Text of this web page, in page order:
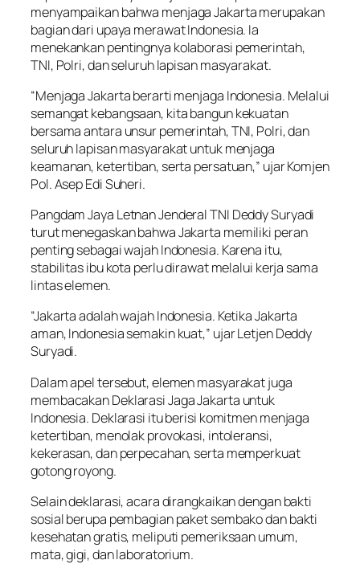
menyampaikan bahwa menjaga Jakarta merupakan
bagian dari upaya merawat Indonesia. Ia
menekankan pentingnya kolaborasi pemerintah,
TNI, Polri, dan seluruh lapisan masyarakat.
“Menjaga Jakarta berarti menjaga Indonesia. Melalui
semangat kebangsaan, kita bangun kekuatan
bersama antara unsur pemerintah, TNI, Polri, dan
seluruh lapisan masyarakat untuk menjaga
keamanan, ketertiban, serta persatuan,” ujar Komjen
Pol. Asep Edi Suheri.
Pangdam Jaya Letnan Jenderal TNI Deddy Suryadi
turut menegaskan bahwa Jakarta memiliki peran
penting sebagai wajah Indonesia. Karena itu,
stabilitas ibu kota perlu dirawat melalui kerja sama
lintas elemen.
“Jakarta adalah wajah Indonesia. Ketika Jakarta
aman, Indonesia semakin kuat,” ujar Letjen Deddy
Suryadi.
Dalam apel tersebut, elemen masyarakat juga
membacakan Deklarasi Jaga Jakarta untuk
Indonesia. Deklarasi itu berisi komitmen menjaga
ketertiban, menolak provokasi, intoleransi,
kekerasan, dan perpecahan, serta memperkuat
gotong royong.
Selain deklarasi, acara dirangkaikan dengan bakti
sosial berupa pembagian paket sembako dan bakti
kesehatan gratis, meliputi pemeriksaan umum,
mata, gigi, dan laboratorium.